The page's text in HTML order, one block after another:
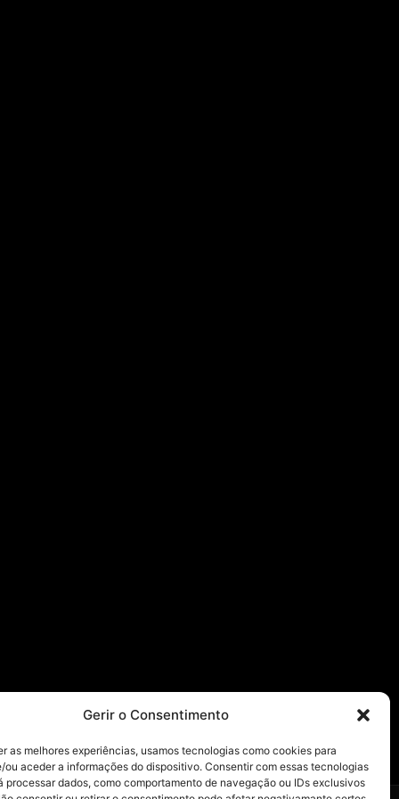
Gerir o Consentimento
as melhores experiências, usamos tecnologias como cookies para
ou aceder a informações do dispositivo. Consentir com essas tecnologias
processar dados, como comportamento de navegação ou IDs exclusivos